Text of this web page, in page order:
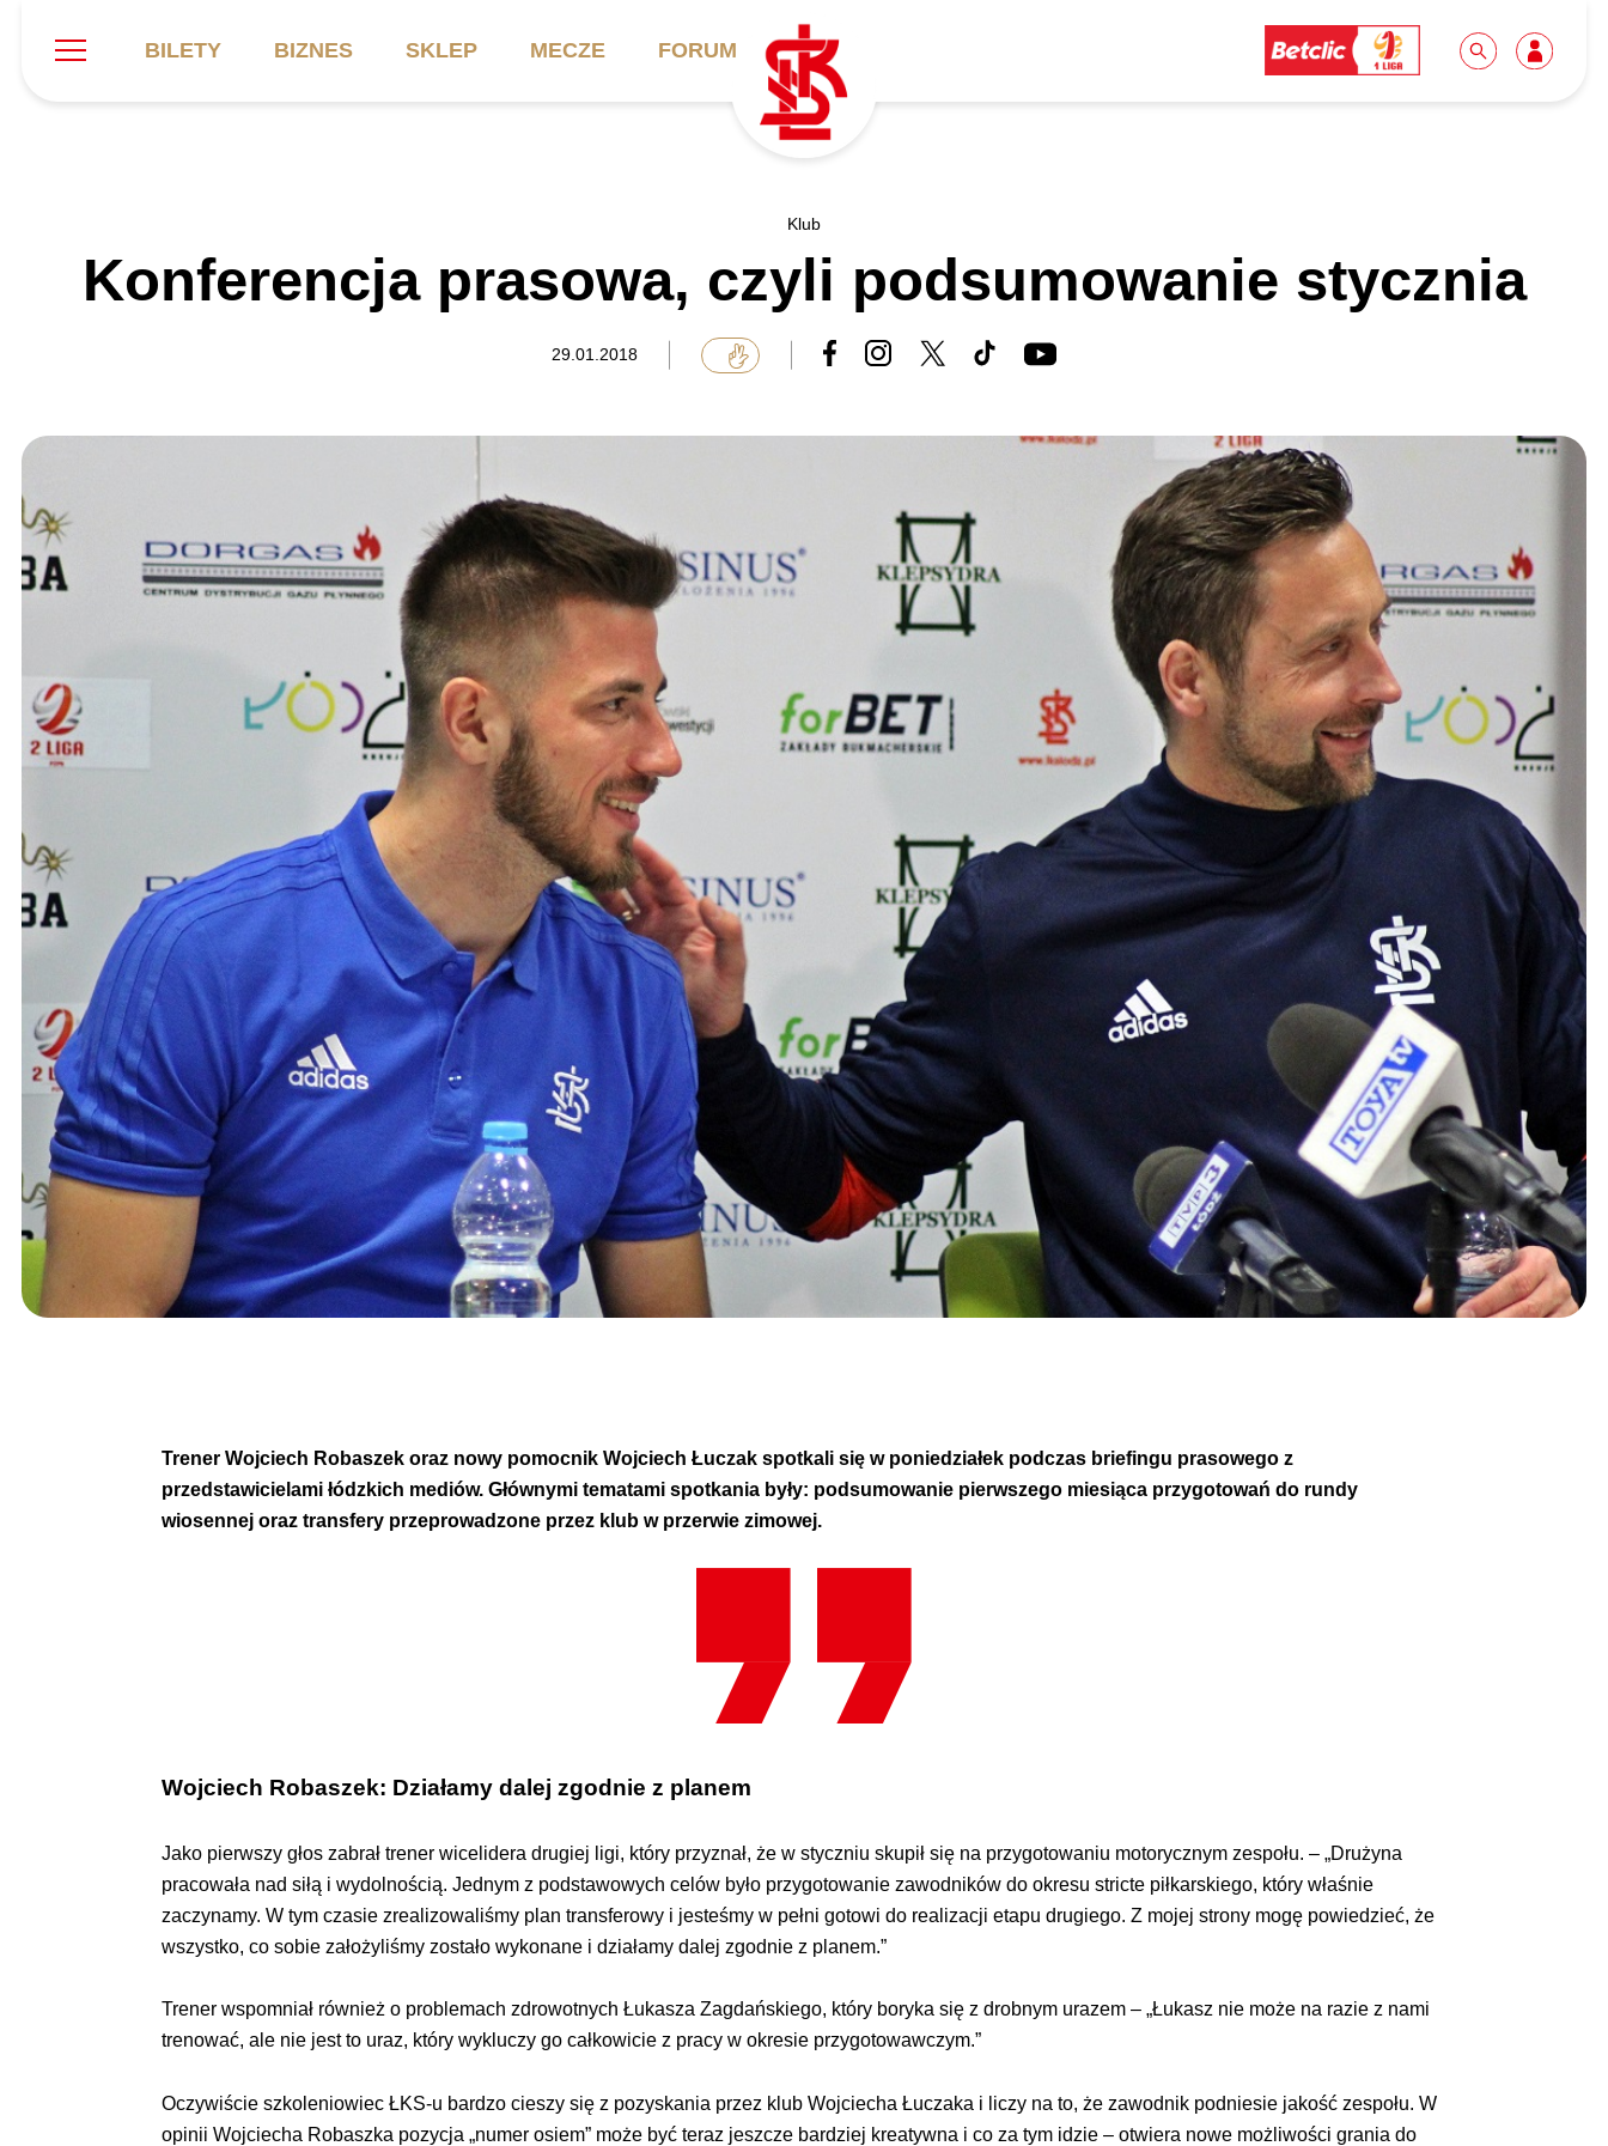
BILETY BIZNES SKLEP MECZE FORUM
Informacje ogólne
Symbole klubu
Ochrona dzieci
Kadra
Aktualności Karnety
FAQ
Kadra trenerska
ŁKS II
Staże w Akademii ŁKS
Kluby partnerskie
Bilety VIP/Skybox
Oferta komercyjna
Ełkaesiacki Klub
Do pobrania
Idę pierwszy raz!
Wycieczki
Wolontariat
Patronite
Kolorowanki
KUP BILET
Klub
Konferencja prasowa, czyli podsumowanie stycznia
29.01.2018
Trener Wojciech Robaszek oraz nowy pomocnik Wojciech Łuczak spotkali się w poniedziałek podczas briefingu prasowego z
przedstawicielami łódzkich mediów. Głównymi tematami spotkania były: podsumowanie pierwszego miesiąca przygotowań do rundy
wiosennej oraz transfery przeprowadzone przez klub w przerwie zimowej.
Wojciech Robaszek: Działamy dalej zgodnie z planem
Jako pierwszy głos zabrał trener wicelidera drugiej ligi, który przyznał, że w styczniu skupił się na przygotowaniu motorycznym zespołu. – „Drużyna
pracowała nad siłą i wydolnością. Jednym z podstawowych celów było przygotowanie zawodników do okresu stricte piłkarskiego, który właśnie
zaczynamy. W tym czasie zrealizowaliśmy plan transferowy i jesteśmy w pełni gotowi do realizacji etapu drugiego. Z mojej strony mogę powiedzieć, że
wszystko, co sobie założyliśmy zostało wykonane i działamy dalej zgodnie z planem.”
Trener wspomniał również o problemach zdrowotnych Łukasza Zagdańskiego, który boryka się z drobnym urazem – „Łukasz nie może na razie z nami
trenować, ale nie jest to uraz, który wykluczy go całkowicie z pracy w okresie przygotowawczym.”
Oczywiście szkoleniowiec ŁKS-u bardzo cieszy się z pozyskania przez klub Wojciecha Łuczaka i liczy na to, że zawodnik podniesie jakość zespołu. W
opinii Wojciecha Robaszka pozycja „numer osiem” może być teraz jeszcze bardziej kreatywna i co za tym idzie – otwiera nowe możliwości grania do